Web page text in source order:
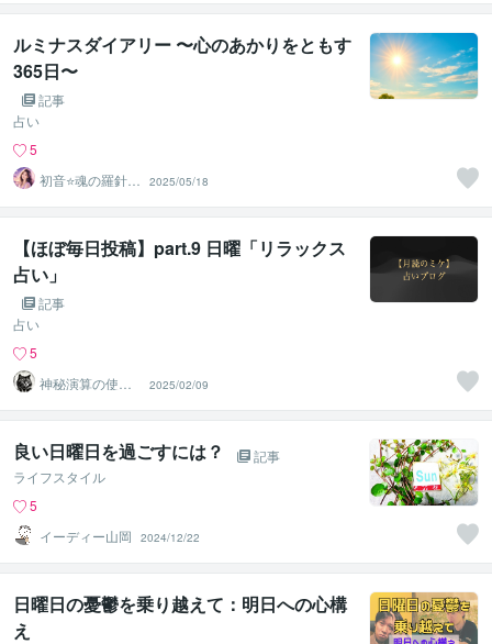
ルミナスダイアリー 〜心のあかりをともす
365日〜
記事
占い
5
初音⭐️魂の羅針盤
ルミナススター
鑑定
2025/05/18
【ほぼ毎日投稿】part.9 日曜「リラックス
占い」
記事
占い
5
神秘演算の使徒
【月読のミケ】
2025/02/09
良い日曜日を過ごすには？
記事
ライフスタイル
5
イーディー山岡
2024/12/22
日曜日の憂鬱を乗り越えて：明日への心構
え